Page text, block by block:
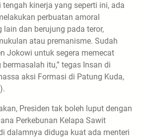
tengah kinerja yang seperti ini, ada
perbuatan amoral
lain dan berujung pada teror,
atau premanisme. Sudah
Jokowi untuk segera memecat
itu,” tegas Insan di
aksi Formasi di Patung Kuda,
Presiden tak boleh luput dengan
Perkebunan Kelapa Sawit
dalamnya diduga kuat ada menteri